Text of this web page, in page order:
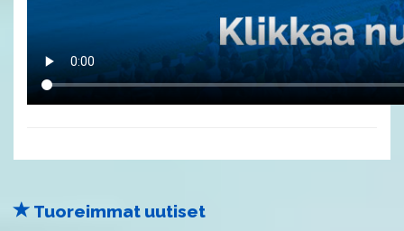
Tuoreimmat uutiset